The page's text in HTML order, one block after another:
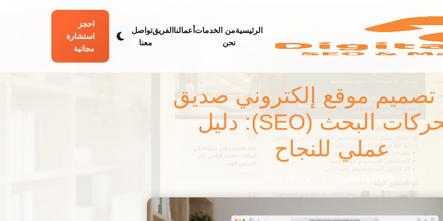
الرئيسيةمن
نحن
الخدمات أعمالنا الفريقتواصل
معنا
احجز
استشارة
مجانية
تصميم موقع إلكتروني صديق
لمحركات البحث (SEO): دليل
عملي للنجاح